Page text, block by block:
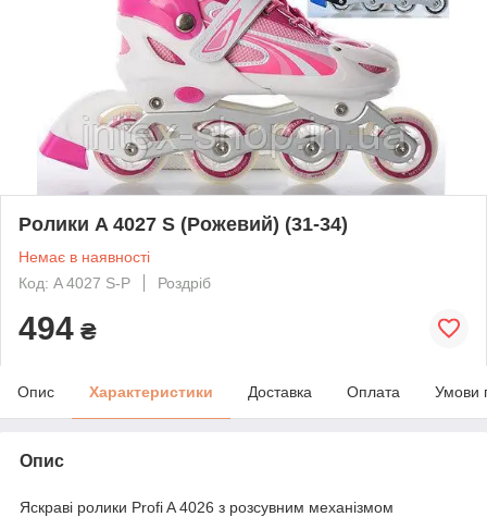
Ролики A 4027 S (Рожевий) (31-34)
Немає в наявності
Код: A 4027 S-P
Роздріб
494 ₴
Опис Характеристики Доставка Оплата Умови
Опис
Яскраві ролики Profi A 4026 з розсувним механізмом